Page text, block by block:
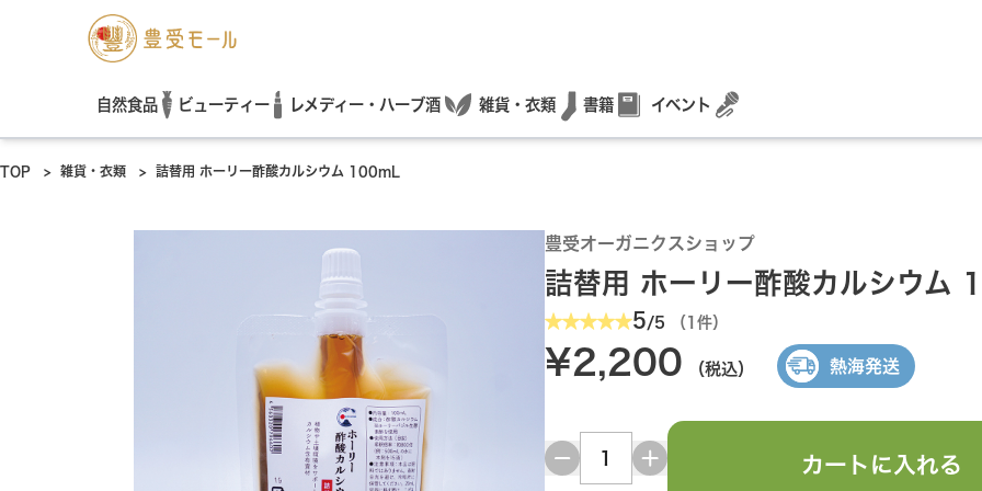
自然食品 ビューティー レメディー・ハーブ酒 雑貨・衣類 書籍 イベント
TOP > 雑貨・衣類 > 詰替用 ホーリー酢酸カルシウム 100mL
豊受オーガニクスショップ
詰替用 ホーリー酢酸カルシウム
5/5 （1件）
¥2,200 （税込） 熱海発送
カートに入れる